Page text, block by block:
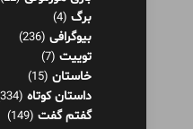
موجه در جمع توجیه
نشانه های پنهان
دین شناسی
رازهای معبد آنا
راننده(1)
رنج مقدس (10)